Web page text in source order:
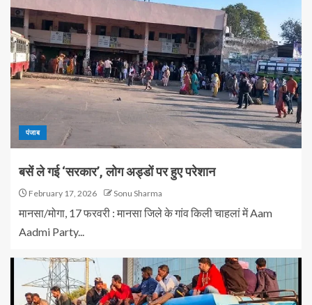
पंजाब
बसें ले गई ‘सरकार’, लोग अड्डों पर हुए परेशान
February 17, 2026 Sonu Sharma
मानसा/मोगा, 17 फरवरी : मानसा जिले के गांव किली चाहलां में Aam
Aadmi Party...